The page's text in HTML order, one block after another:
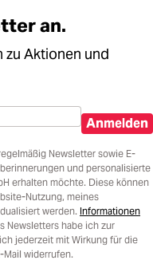
an.
Aktionen und
Anmelden
Newsletter sowie E-
und personalisierte
erhalten möchte. Diese können
Nutzung, meines
werden. Informationen
Newsletters habe ich zur
jederzeit mit Wirkung für die
Mail widerrufen.